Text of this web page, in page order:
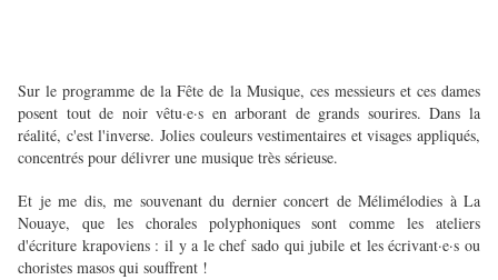
Sur le programme de la Fête de la Musique, ces messieurs et ces dames
posent tout de noir vêtu·e·s en arborant de grands sourires. Dans la
réalité, c'est l'inverse. Jolies couleurs vestimentaires et visages appliqués,
concentrés pour délivrer une musique très sérieuse.
Et je me dis, me souvenant du dernier concert de Mélimélodies à La
Nouaye, que les chorales polyphoniques sont comme les ateliers
d'écriture krapoviens : il y a le chef sado qui jubile et les écrivant·e·s ou
choristes masos qui souffrent !